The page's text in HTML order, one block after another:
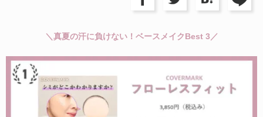
＼真夏の汗に負けない！ベースメイクBest 3／